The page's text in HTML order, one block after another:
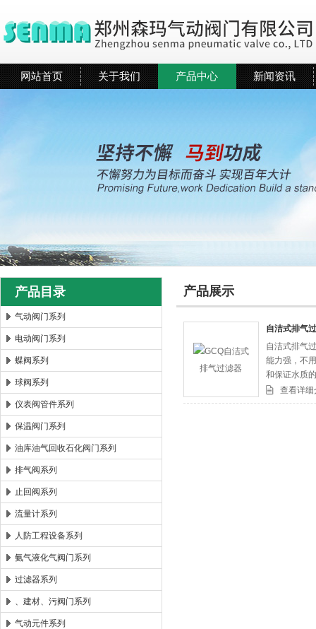
郑州森玛自控阀门有限公司
网站首页 关于我们 产品中心 新闻资讯
产品目录
气动阀门系列
电动阀门系列
蝶阀系列
球阀系列
仪表阀管件系列
保温阀门系列
油库油气回收石化阀门系列
排气阀系列
止回阀系列
流量计系列
人防工程设备系列
氨气液化气阀门系列
过滤器系列
、建材、污阀门系列
气动元件系列
产品展示
自洁式排气
自洁式排气
能力强，不
和保证水质
锅炉水系统
查看详细